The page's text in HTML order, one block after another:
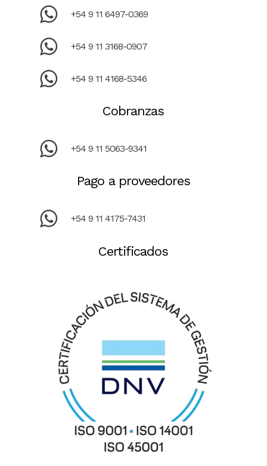
+54 9 11 6497-0369
+54 9 11 3168-0907
+54 9 11 4168-5346
Cobranzas
+54 9 11 5063-9341
Pago a proveedores
+54 9 11 4175-7431
Certificados